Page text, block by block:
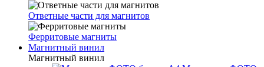
Ответные части для магнитов
Ферритовые магниты
Магнитный винил
Магнитный винил